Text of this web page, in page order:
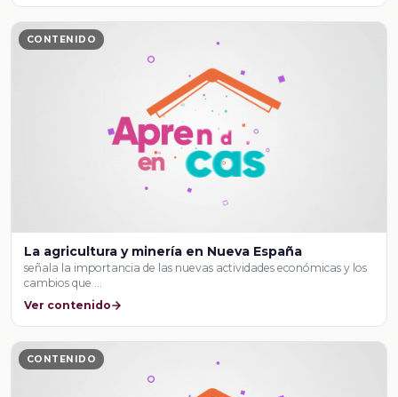
CONTENIDO
La agricultura y minería en Nueva España
señala la importancia de las nuevas actividades económicas y los
cambios que …
Ver contenido
CONTENIDO